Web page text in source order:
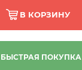
В КОРЗИНУ
БЫСТРАЯ ПОКУПКА